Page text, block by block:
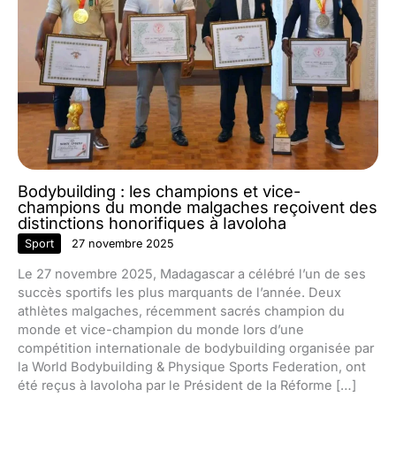
Bodybuilding : les champions et vice-
champions du monde malgaches reçoivent des
distinctions honorifiques à Iavoloha
Sport 27 novembre 2025
Le 27 novembre 2025, Madagascar a célébré l’un de ses
succès sportifs les plus marquants de l’année. Deux
athlètes malgaches, récemment sacrés champion du
monde et vice-champion du monde lors d’une
compétition internationale de bodybuilding organisée par
la World Bodybuilding & Physique Sports Federation, ont
été reçus à Iavoloha par le Président de la Réforme […]